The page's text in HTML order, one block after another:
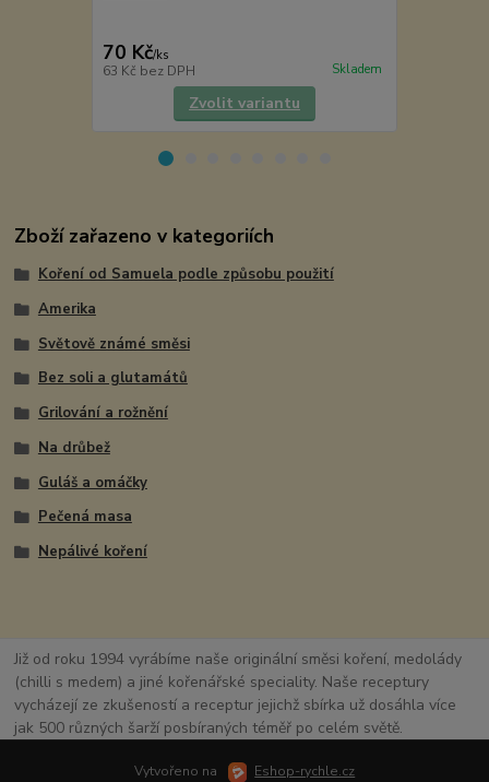
70 Kč/ks
63 Kč bez DPH Skladem
Zvolit variantu
Zboží zařazeno v kategoriích
Koření od Samuela podle způsobu použití
Amerika
Světově známé směsi
Bez soli a glutamátů
Grilování a rožnění
Na drůbež
Guláš a omáčky
Pečená masa
Nepálivé koření
Již od roku 1994 vyrábíme naše originální směsi koření, medolády
(chilli s medem) a jiné kořenářské speciality. Naše receptury
vycházejí ze zkušeností a receptur jejichž sbírka už dosáhla více
jak 500 různých šarží posbíraných téměř po celém světě.
Vytvořeno na Eshop-rychle.cz